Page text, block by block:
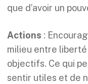
que d’avoir un
Actions :
milieu entre
objectifs. Ce qui
sentir utiles et de